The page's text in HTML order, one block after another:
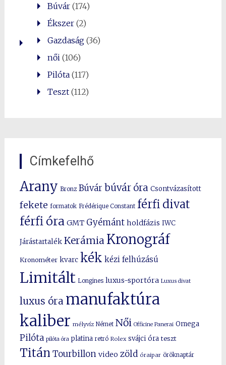
Búvár(174)
Ékszer(2)
Gazdaság(36)
női(106)
Pilóta(117)
Teszt(112)
Címkefelhő
Arany Bronz Búvár búvár óra Csontvázasított
fekete formatok Frédérique Constant férfi divat
férfi óra GMT Gyémánt holdfázis IWC
Járástartalék Kerámia Kronográf
Kronométer kvarc kék kézi felhúzású
Limitált Longines luxus-sportóra Luxus divat
luxus óra manufaktúra
kaliber mélyvíz Német Női Officine Panerai Omega
Pilóta pilóta óra platina retró Rolex svájci óra teszt
Titán Tourbillon video zöld óraipar öröknaptár